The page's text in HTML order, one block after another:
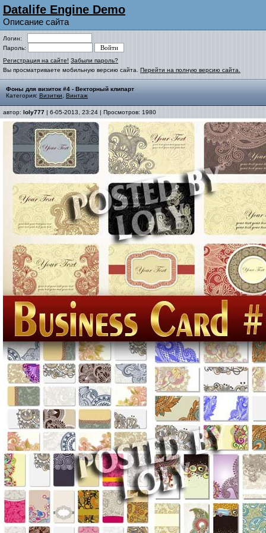
Datalife Engine Demo
Описание сайта
Логин:
Пароль:
Регистрация на сайте! Забыли пароль?
Вы просматриваете мобильную версию сайта. Перейти на полную версию сайта.
Фоны для визиток #4 - Векторный клипарт
Категория: Визитки Винтаж
автор: loly777 | 6-05-2013, 23:24 | Просмотров: 1980